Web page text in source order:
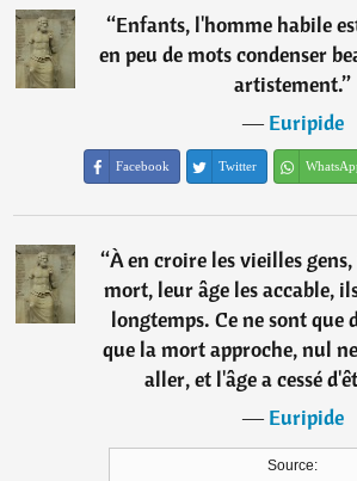
“Enfants, l'homme habile
en peu de mots condenser
artistement.”
―Euripide
Facebook Twitter
“À en croire les vieilles
mort, leur âge les accable,
longtemps. Ce ne sont que
que la mort approche, nul
aller, et l'âge a cessé
―Euripide
Source: